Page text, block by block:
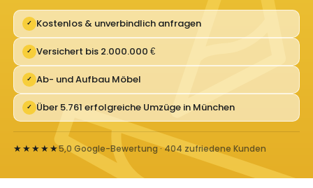
✓ Kostenlos & unverbindlich anfragen
✓ Versichert bis 2.000.000 €
✓ Ab- und Aufbau Möbel
✓ Über 5.761 erfolgreiche Umzüge in München
★★★★★5,0 Google-Bewertung · 404 zufriedene Kunden